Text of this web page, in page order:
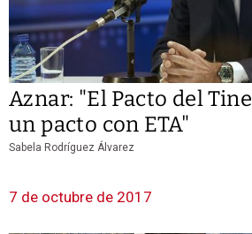
Aznar: "El Pacto del
un pacto con ETA"
Sabela Rodríguez Álvarez
7 de octubre de 2017